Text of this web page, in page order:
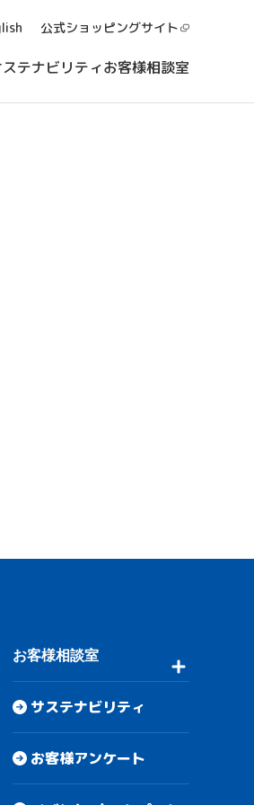
公式ショッピングサイト
テナビリティお客様相談室
お客様相談室
サステナビリティ
お客様アンケート